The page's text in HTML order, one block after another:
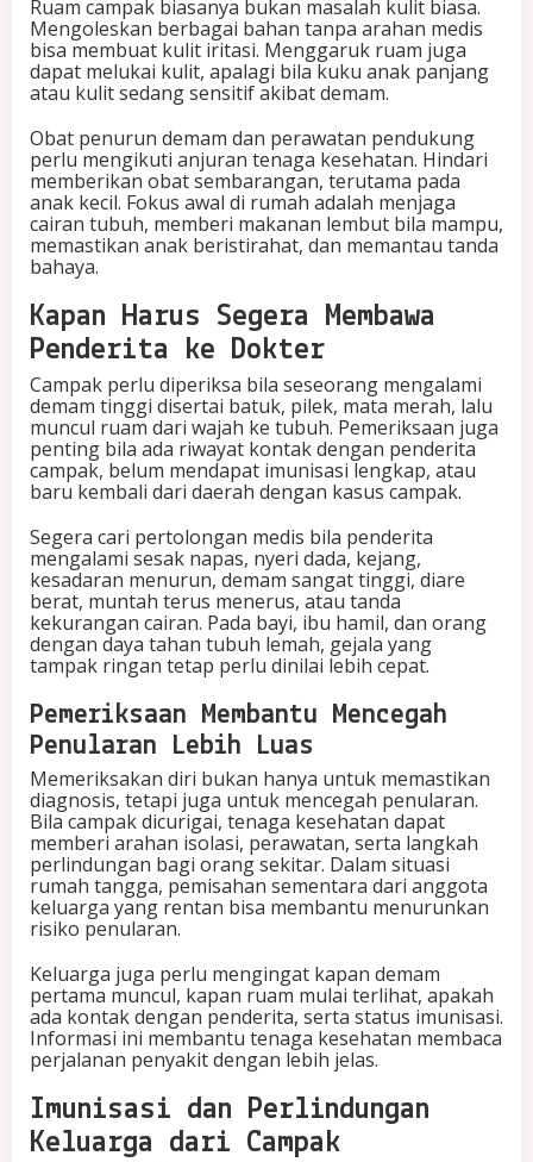
Ruam campak biasanya bukan masalah kulit biasa.
Mengoleskan berbagai bahan tanpa arahan medis
bisa membuat kulit iritasi. Menggaruk ruam juga
dapat melukai kulit, apalagi bila kuku anak panjang
atau kulit sedang sensitif akibat demam.
Obat penurun demam dan perawatan pendukung
perlu mengikuti anjuran tenaga kesehatan. Hindari
memberikan obat sembarangan, terutama pada
anak kecil. Fokus awal di rumah adalah menjaga
cairan tubuh, memberi makanan lembut bila mampu,
memastikan anak beristirahat, dan memantau tanda
bahaya.
Kapan Harus Segera Membawa
Penderita ke Dokter
Campak perlu diperiksa bila seseorang mengalami
demam tinggi disertai batuk, pilek, mata merah, lalu
muncul ruam dari wajah ke tubuh. Pemeriksaan juga
penting bila ada riwayat kontak dengan penderita
campak, belum mendapat imunisasi lengkap, atau
baru kembali dari daerah dengan kasus campak.
Segera cari pertolongan medis bila penderita
mengalami sesak napas, nyeri dada, kejang,
kesadaran menurun, demam sangat tinggi, diare
berat, muntah terus menerus, atau tanda
kekurangan cairan. Pada bayi, ibu hamil, dan orang
dengan daya tahan tubuh lemah, gejala yang
tampak ringan tetap perlu dinilai lebih cepat.
Pemeriksaan Membantu Mencegah
Penularan Lebih Luas
Memeriksakan diri bukan hanya untuk memastikan
diagnosis, tetapi juga untuk mencegah penularan.
Bila campak dicurigai, tenaga kesehatan dapat
memberi arahan isolasi, perawatan, serta langkah
perlindungan bagi orang sekitar. Dalam situasi
rumah tangga, pemisahan sementara dari anggota
keluarga yang rentan bisa membantu menurunkan
risiko penularan.
Keluarga juga perlu mengingat kapan demam
pertama muncul, kapan ruam mulai terlihat, apakah
ada kontak dengan penderita, serta status imunisasi.
Informasi ini membantu tenaga kesehatan membaca
perjalanan penyakit dengan lebih jelas.
Imunisasi dan Perlindungan
Keluarga dari Campak